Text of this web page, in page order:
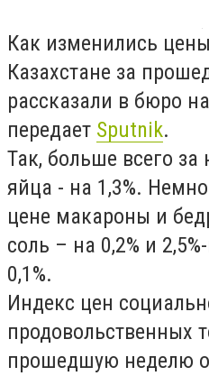
Как изменились
Казахстане за
рассказали в бюро
передает Sputnik.
Так, больше всего
яйца - на 1,3%.
цене макароны и
соль – на 0,2% и
0,1%.
Индекс цен
продовольственных
прошедшую неделю